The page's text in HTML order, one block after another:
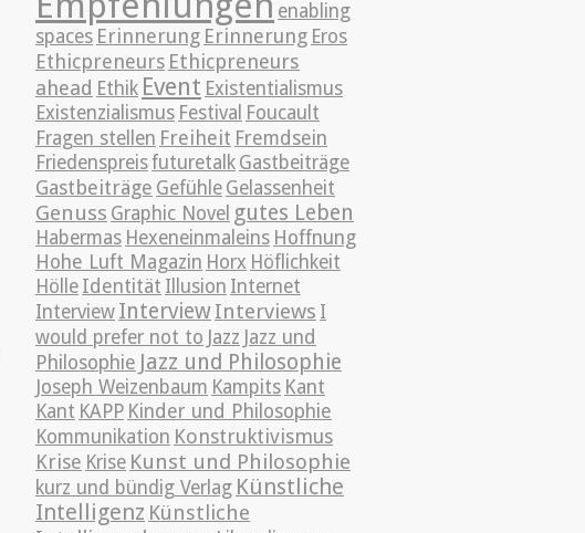
enabling
spaces Erinnerung Erinnerung Eros
Ethicpreneurs Ethicpreneurs
ahead Ethik Event Existentialismus
Existenzialismus Festival Foucault
Fragen stellen Freiheit Fremdsein
Friedenspreisfuturetalk Gastbeiträge
Gastbeiträge Gefühle Gelassenheit
Genuss Graphic Novel gutes Leben
Habermas Hexeneinmaleins Hoffnung
Hohe Luft Magazin Horx Höflichkeit
Hölle Identität Illusion Internet
Interview InterviewInterviews I
would prefer not to Jazz Jazz und
Philosophie Jazz und Philosophie
Joseph Weizenbaum Kampits Kant
Kant KAPP Kinder und Philosophie
Kommunikation Konstruktivismus
Krise Krise Kunst und Philosophie
kurz und bündig Verlag Künstliche
Intelligenz Künstliche